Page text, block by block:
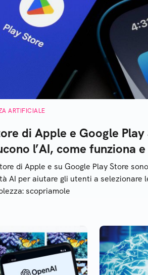
ARTIFICIALE
di Apple e Google Play
l’AI, come funziona
di Apple e su Google Play Store
AI per aiutare gli utenti a selezionare
scopriamole